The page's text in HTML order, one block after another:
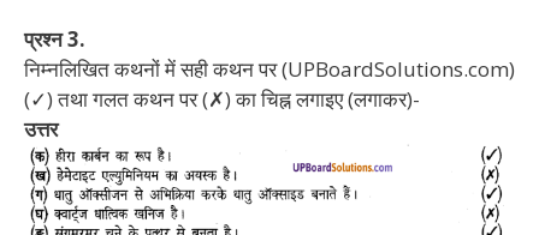
प्रश्न 3.
निम्नलिखित कथनों में सही कथन पर (UPBoardSolutions.com)
(✓) तथा गलत कथन पर (✗) का चिह्न लगाइए (लगाकर)-
उत्तर